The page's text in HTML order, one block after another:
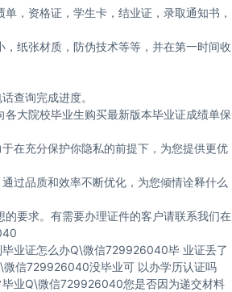
，资格证，学生卡，结业证，录取通知书，
纸张材质，防伪技术等等，并在第一时间收
查询完成进度。
大院校毕业生购买最新版本毕业证成绩单保
在充分保护你隐私的前提下，为您提供更优
过品质和效率不断优化，为您倾情诠释什么
要求。有需要办理证件的客户请联系我们在
业证怎么办Q\微信729926040毕 业证丢了
信729926040没毕业可 以办学历认证吗
业Q\微信729926040您是否因为递交材料